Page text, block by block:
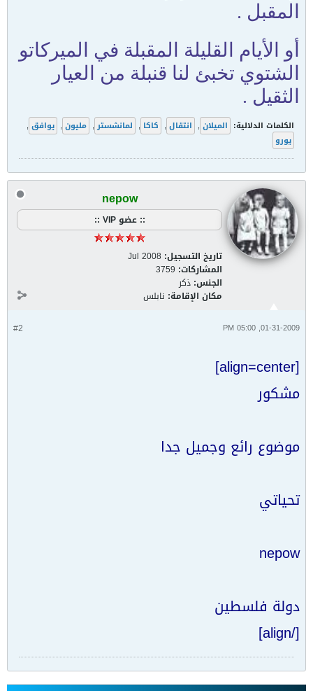
المقبل .
أو الأيام القليلة المقبلة في الميركاتو
الشتوي تخبئ لنا قنبلة من العيار
الثقيل .
الكلمات الدلالية: الميلان , انتقال , كاكا , لمانشستر , مليون , يوافق ,
يورو
nepow
:: عضو VIP ::
تاريخ التسجيل: Jul 2008
المشاركات: 3759
الجنس: ذكر
مكان الإقامة: نابلس
#2 01-31-2009, 05:00 PM
[align=center]
مشكور
موضوع رائع وجميل جدا
تحياتي
nepow
دولة فلسطين
[/align]